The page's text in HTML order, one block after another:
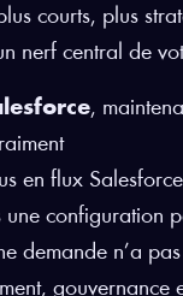
courts, plus
nerf central de
,
en flux
configuration
demande n’a
gouvernance